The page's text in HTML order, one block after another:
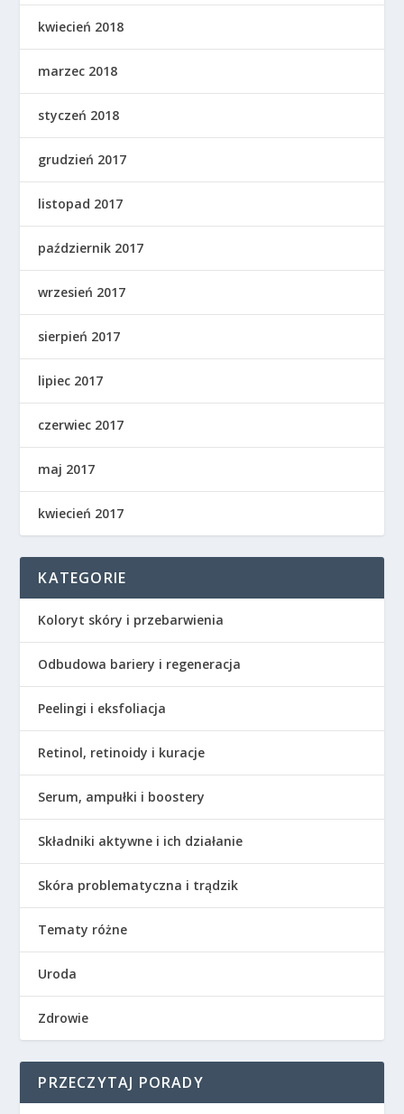
kwiecień 2018
marzec 2018
styczeń 2018
grudzień 2017
listopad 2017
październik 2017
wrzesień 2017
sierpień 2017
lipiec 2017
czerwiec 2017
maj 2017
kwiecień 2017
KATEGORIE
Koloryt skóry i przebarwienia
Odbudowa bariery i regeneracja
Peelingi i eksfoliacja
Retinol, retinoidy i kuracje
Serum, ampułki i boostery
Składniki aktywne i ich działanie
Skóra problematyczna i trądzik
Tematy różne
Uroda
Zdrowie
PRZECZYTAJ PORADY